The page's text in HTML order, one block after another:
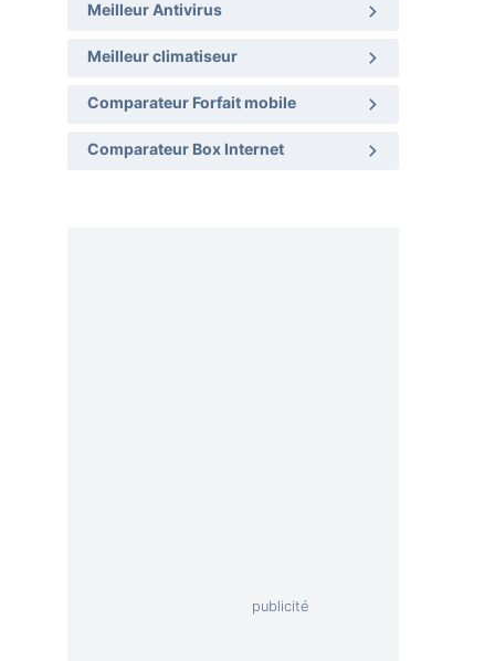
Meilleur Antivirus
Meilleur climatiseur
Comparateur Forfait mobile
Comparateur Box Internet